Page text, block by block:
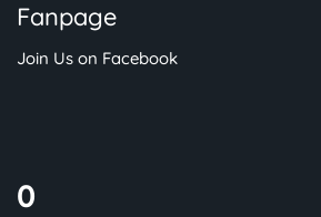
Fanpage
Join Us on Facebook
0